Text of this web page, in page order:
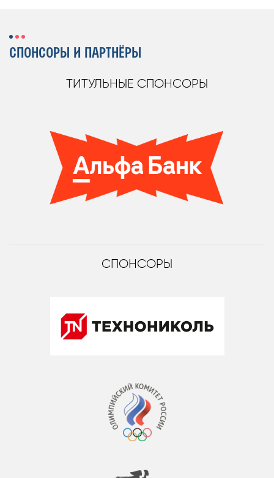
СПОНСОРЫ И ПАРТНЁРЫ
ТИТУЛЬНЫЕ СПОНСОРЫ
СПОНСОРЫ